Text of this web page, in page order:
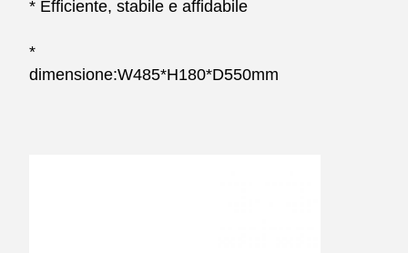
* Efficiente, stabile e affidabile
*
dimensione:W485*H180*D550mm